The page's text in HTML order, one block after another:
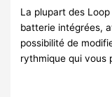
La plupart des
batterie intégrées,
possibilité de
rythmique qui vous